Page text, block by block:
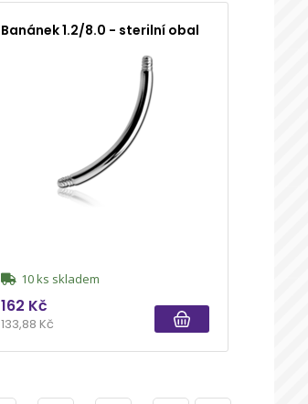
Banánek 1.2/8.0 - sterilní obal
10 ks skladem
162 Kč
133,88 Kč